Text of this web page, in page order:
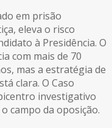
em prisão
eleva o risco
à Presidência. O
com mais de 70
mas a estratégia de
clara. O Caso
investigativo
campo da oposição.